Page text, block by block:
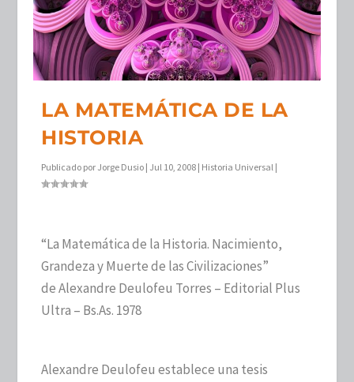
LA MATEMÁTICA DE LA
HISTORIA
Publicado por Jorge Dusio | Jul 10, 2008 | Historia Universal |
“La Matemática de la Historia. Nacimiento,
Grandeza y Muerte de las Civilizaciones”
de Alexandre Deulofeu Torres – Editorial Plus
Ultra – Bs.As. 1978
Alexandre Deulofeu establece una tesis